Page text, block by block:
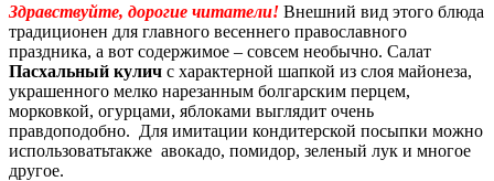
Здравствуйте, дорогие читатели! Внешний вид этого блюда
традиционен для главного весеннего православного
праздника, а вот содержимое – совсем необычно. Салат
Пасхальный кулич с характерной шапкой из слоя майонеза,
украшенного мелко нарезанным болгарским перцем,
морковкой, огурцами, яблоками выглядит очень
правдоподобно. Для имитации кондитерской посыпки можно
использоватьтакже авокадо, помидор, зеленый лук и многое
другое.